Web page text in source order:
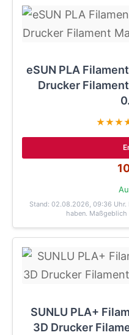
eSUN PLA
Drucker
Stand: 02.08.2026, 09:36 Uhr.
haben. Maßgeblich
SUNLU PLA+
3D Drucker